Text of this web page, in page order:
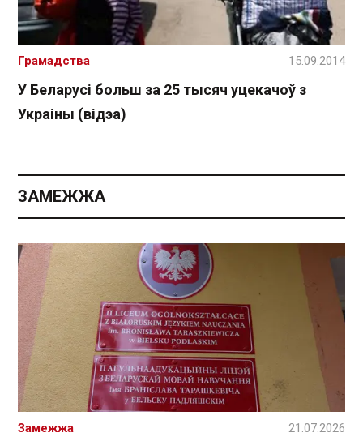
У Беларусі больш за 25 тысяч уцекачоў з
Украіны (відэа)
Грамадства 15.09.2014
ЗАМЕЖЖА
Замежжа 21.07.2026